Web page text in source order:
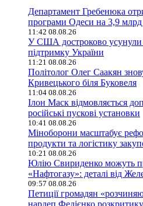
Департамент Гребенюка
програми Одеси на 3,9 млрд
11:42 08.08.26
У США достроково усунули
підтримку України
11:21 08.08.26
Політолог Олег Саакян
Кривецького біля Буковеля
11:04 08.08.26
Ілон Маск відмовляється
російські пускові установки
10:41 08.08.26
Міноборони масштабує
продукти та логістику
10:21 08.08.26
Юлію Свириденко можуть
«Нафтогазу»: деталі від
09:57 08.08.26
Петиції громадян
нардеп Федієнко